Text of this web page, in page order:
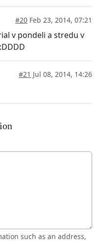
#20 Feb 23, 2014, 07:21
v pondeli a stredu v
#21 Jul 08, 2014, 14:26
such as an address,